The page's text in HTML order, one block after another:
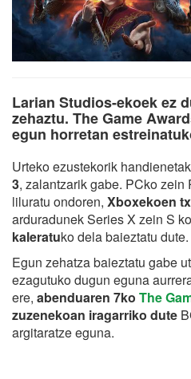
Larian Studios-ekoek ez
zehaztu. The Game
egun horretan
Urteko ezustekorik
3, zalantzarik gabe. PCko
liluratu ondoren, Xboxekoen
arduradunek Series X zein S
kaleratuko dela baieztatu dute.
Egun zehatza baieztatu gabe
ezagutuko dugun eguna
ere, abenduaren 7ko The
zuzenekoan iragarriko dute
argitaratze eguna.